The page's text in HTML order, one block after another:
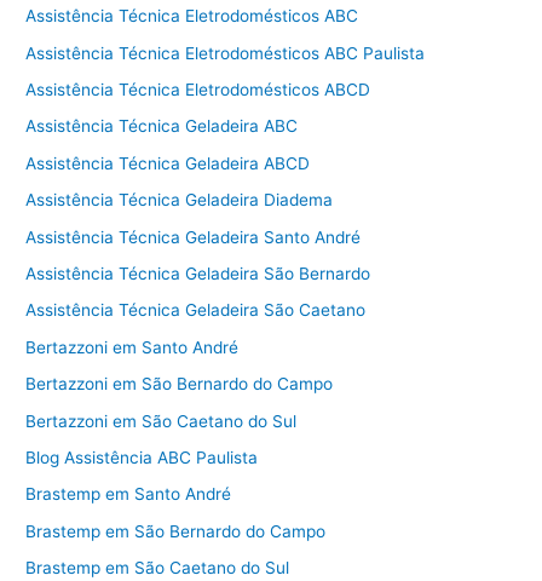
Assistência Técnica Eletrodomésticos ABC
Assistência Técnica Eletrodomésticos ABC Paulista
Assistência Técnica Eletrodomésticos ABCD
Assistência Técnica Geladeira ABC
Assistência Técnica Geladeira ABCD
Assistência Técnica Geladeira Diadema
Assistência Técnica Geladeira Santo André
Assistência Técnica Geladeira São Bernardo
Assistência Técnica Geladeira São Caetano
Bertazzoni em Santo André
Bertazzoni em São Bernardo do Campo
Bertazzoni em São Caetano do Sul
Blog Assistência ABC Paulista
Brastemp em Santo André
Brastemp em São Bernardo do Campo
Brastemp em São Caetano do Sul